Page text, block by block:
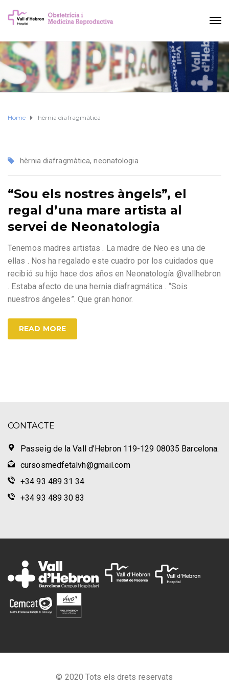
Home hèrnia diafragmàtica
hèrnia diafragmàtica,neonatologia
“Sou els nostres àngels”, el
regal d’una mare artista al
servei de Neonatologia
Tenemos madres artistas . La madre de Neo es una de
ellas . Nos ha regalado este cuadro por los cuidados que
recibió su hijo hace dos años en Neonatología @vallhebron
. Estaba afecto de una hernia diafragmática . “Sois
nuestros ángeles”. Que gran honor.
READ MORE
CONTACTE
Passeig de la Vall d’Hebron 119-129 08035 Barcelona.
cursosmedfetalvh@gmail.com
+34 93 489 31 34
+34 93 489 30 83
© 2020 Tots els drets reservats